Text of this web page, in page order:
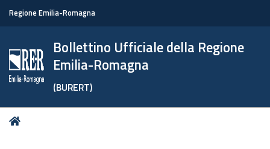
Regione Emilia-Romagna
Bollettino Ufficiale della Regione
Emilia-Romagna
(BURERT)
Tu